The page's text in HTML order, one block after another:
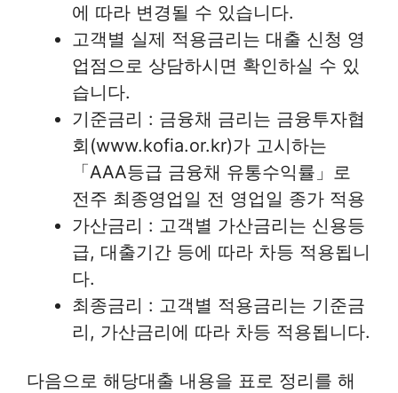
에 따라 변경될 수 있습니다.
고객별 실제 적용금리는 대출 신청 영
업점으로 상담하시면 확인하실 수 있
습니다.
기준금리 : 금융채 금리는 금융투자협
회(www.kofia.or.kr)가 고시하는
「AAA등급 금융채 유통수익률」로
전주 최종영업일 전 영업일 종가 적용
가산금리 : 고객별 가산금리는 신용등
급, 대출기간 등에 따라 차등 적용됩니
다.
최종금리 : 고객별 적용금리는 기준금
리, 가산금리에 따라 차등 적용됩니다.
다음으로 해당대출 내용을 표로 정리를 해